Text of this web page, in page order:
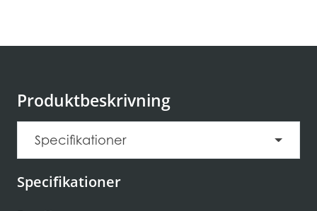
Produktbeskrivning
Specifikationer
Specifikationer